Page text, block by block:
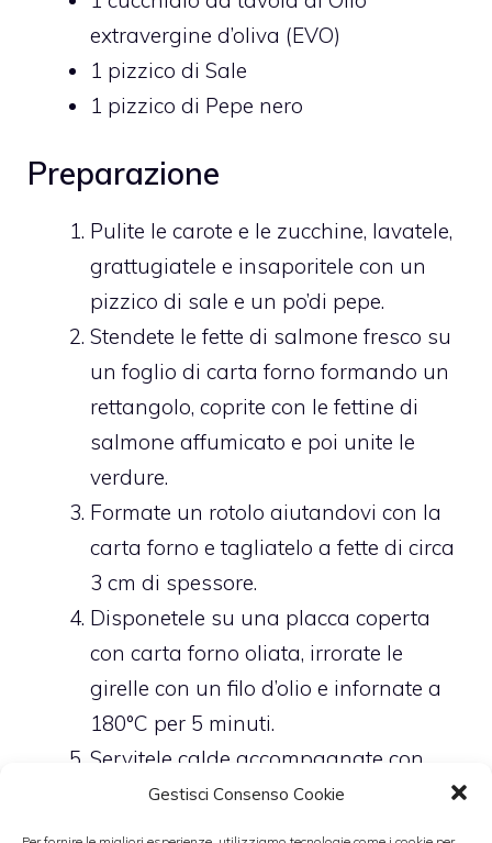
Gestisci Consenso Cookie
extravergine d’oliva (EVO)
1 pizzico di Sale
1 pizzico di Pepe nero
Preparazione
Pulite le carote e le zucchine, lavatele,
grattugiatele e insaporitele con un
pizzico di sale e un po’di pepe.
Stendete le fette di salmone fresco su
un foglio di carta forno formando un
rettangolo, coprite con le fettine di
salmone affumicato e poi unite le
verdure.
Formate un rotolo aiutandovi con la
carta forno e tagliatelo a fette di circa
3 cm di spessore.
Disponetele su una placca coperta
con carta forno oliata, irrorate le
girelle con un filo d’olio e infornate a
180°C per 5 minuti.
Servitele calde accompagnate con
una maionese arricchita da erba